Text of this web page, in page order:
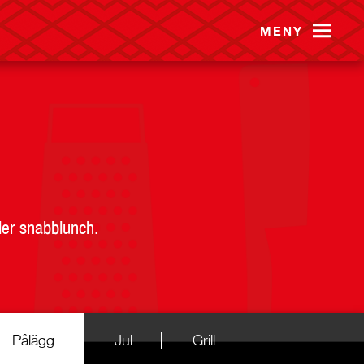
MENY
snabblunch.
Pålägg Jul Grill